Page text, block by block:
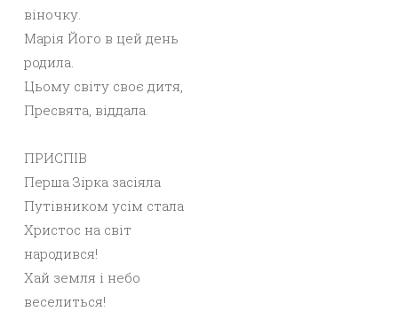
віночку.
Марія Його в цей день
родила.
Цьому світу своє дитя,
Пресвята, віддала.
ПРИСПІВ
Перша Зірка засіяла
Путівником усім стала
Христос на світ
народився!
Хай земля і небо
веселиться!